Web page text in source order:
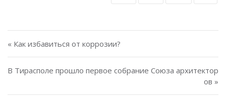
« Как избавиться от коррозии?
В Тирасполе прошло первое собрание Союза архитектор
ов »